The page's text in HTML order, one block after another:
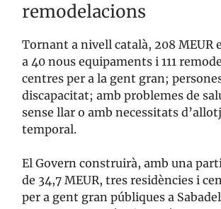
remodelacions
Tornant a nivell català, 208 MEUR
a 40 nous equipaments i 111
centres per a la gent gran;
discapacitat; amb problemes de
sense llar o amb necessitats
temporal.
El Govern construirà, amb una
de 34,7 MEUR, tres residències i
per a gent gran públiques a